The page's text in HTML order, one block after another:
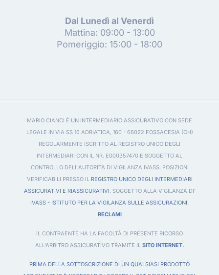
Dal Lunedì al Venerdì
Mattina: 09:00 - 13:00
Pomeriggio: 15:00 - 18:00
MARIO CIANCI È UN INTERMEDIARIO ASSICURATIVO CON SEDE
LEGALE IN VIA SS 16 ADRIATICA, 160 - 66022 FOSSACESIA (CH)
REGOLARMENTE ISCRITTO AL REGISTRO UNICO DEGLI
INTERMEDIARI CON IL NR. E000357470 E SOGGETTO AL
CONTROLLO DELL'AUTORITÀ DI VIGILANZA IVASS. POSIZIONI
VERIFICABILI PRESSO IL REGISTRO UNICO DEGLI INTERMEDIARI
ASSICURATIVI E RIASSICURATIVI. SOGGETTO ALLA VIGILANZA DI:
IVASS - ISTITUTO PER LA VIGILANZA SULLE ASSICURAZIONI.
RECLAMI
IL CONTRAENTE HA LA FACOLTÀ DI PRESENTE RICORSO
ALL'ARBITRO ASSICURATIVO TRAMITE IL SITO INTERNET.
PRIMA DELLA SOTTOSCRIZIONE DI UN QUALSIASI PRODOTTO